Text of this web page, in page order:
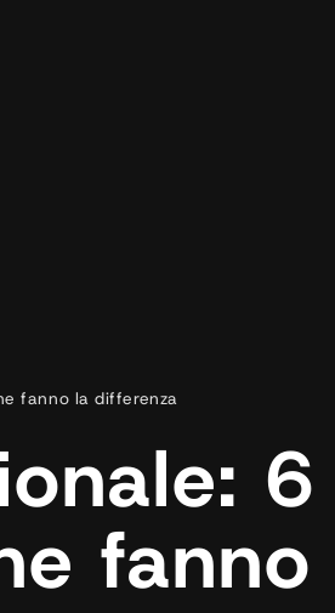
fanno la differenza
6
fanno